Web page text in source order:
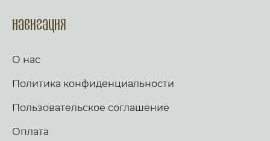
Навигация
О нас
Политика конфиденциальности
Пользовательское соглашение
Оплата